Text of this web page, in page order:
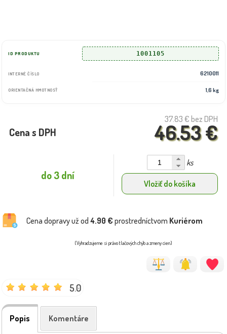
ID PRODUKTU 1001105
INTERNÉ ČÍSLO 6210011
ORIENTAČNÁ HMOTNOSŤ 1,6 kg
37.83 € bez DPH
46.53 €
Cena s DPH
do 3 dní
ks
Vložiť do košíka
Cena dopravy už od 4.90 € prostredníctvom Kuriérom
(Vyhradzujeme si právo tlačových chýb a zmeny cien)
5.0
Popis Komentáre